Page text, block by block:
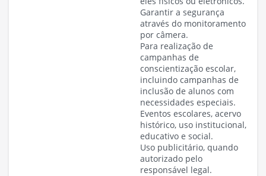
Garantir a segurança
através do monitoramento
por câmera.
Para realização de
campanhas de
conscientização escolar,
incluindo campanhas de
inclusão de alunos com
necessidades especiais.
Eventos escolares, acervo
histórico, uso institucional,
educativo e social.
Uso publicitário, quando
autorizado pelo
responsável legal.